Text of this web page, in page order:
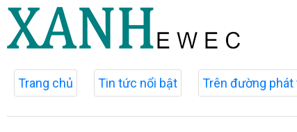
Trang chủ Tin tức nổi bật Trên đường phát